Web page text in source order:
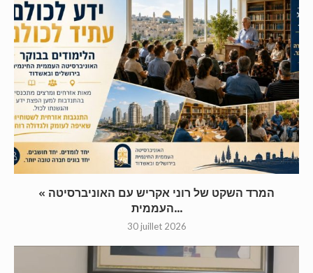
« המרד השקט של רוני אקריש עם האוניברסיטה
העממית...
30 juillet 2026